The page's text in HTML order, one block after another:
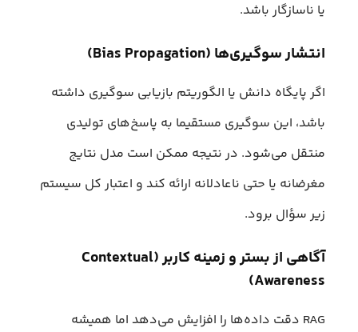
یا ناسازگار باشد.
انتشار سوگیری‌ها (Bias Propagation)
اگر پایگاه دانش یا الگوریتم بازیابی سوگیری داشته
باشد، این سوگیری مستقیما به پاسخ‌های تولیدی
منتقل می‌شود. در نتیجه ممکن است مدل نتایج
مغرضانه یا حتی ناعادلانه ارائه کند و اعتبار کل سیستم
زیر سؤال برود.
آگاهی از بستر و زمینه کاربر (Contextual
Awareness)
RAG دقت داده‌ها را افزایش می‌دهد اما همیشه